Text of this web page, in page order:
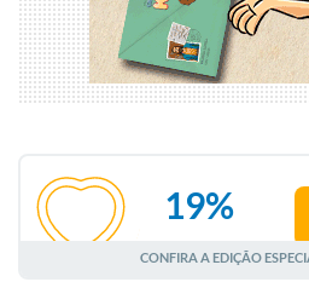
AGOSTO
19%
CONFIRA A EDIÇÃO